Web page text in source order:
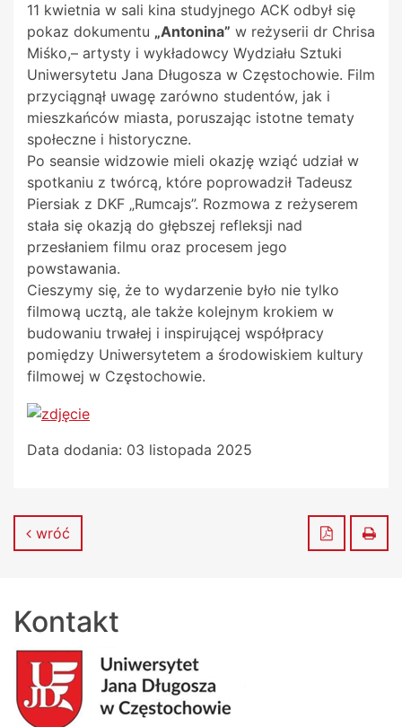
11 kwietnia w sali kina studyjnego ACK odbył się
pokaz dokumentu „Antonina” w reżyserii dr Chrisa
Miśko,– artysty i wykładowcy Wydziału Sztuki
Uniwersytetu Jana Długosza w Częstochowie. Film
przyciągnął uwagę zarówno studentów, jak i
mieszkańców miasta, poruszając istotne tematy
społeczne i historyczne.
Po seansie widzowie mieli okazję wziąć udział w
spotkaniu z twórcą, które poprowadził Tadeusz
Piersiak z DKF „Rumcajs”. Rozmowa z reżyserem
stała się okazją do głębszej refleksji nad
przesłaniem filmu oraz procesem jego
powstawania.
Cieszymy się, że to wydarzenie było nie tylko
filmową ucztą, ale także kolejnym krokiem w
budowaniu trwałej i inspirującej współpracy
pomiędzy Uniwersytetem a środowiskiem kultury
filmowej w Częstochowie.
Data dodania: 03 listopada 2025
wróć Zapisz do
Kontakt